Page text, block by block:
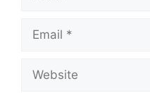
Email
Website